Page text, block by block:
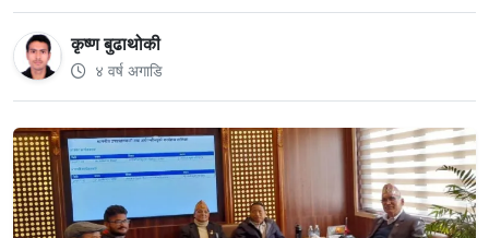
कृष्ण बुढाथोकी
४ वर्ष अगाडि